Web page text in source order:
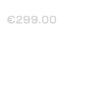
€299.00